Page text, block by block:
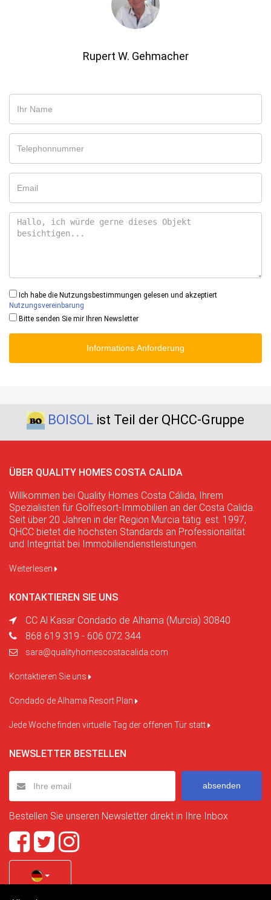
Rupert W. Gehmacher
Ich habe die Nutzungsbestimmungen gelesen und akzeptiert
Nutzungsvereinbarung
Bitte senden Sie mir Ihren Newsletter
Informations Anforderung
BOISOL ist Teil der QHCC-Gruppe
ÜBER QUALITY HOMES COSTA CALIDA
Willkommen bei Quality Homes Costa Cálida, Ihrem
Spezialisten für Golfresort-Immobilien an der Costa Calida.
Seit über 20 Jahren in der Region Murcia tätig. est. 1997,
QHCC bietet die höchsten Standards an Professionalität
und Integrität bei Immobiliendienstleistungen.
Weiterlesen
KONTAKTIEREN SIE UNS
CC Al Kasar Condado de Alhama (Murcia) 30840
868 619 319 - 606 072 344
sara@qualityhomescostacalida.com
Kontaktieren Sie uns
Condado de Alhama Resort Plan
Jede Woche finden virtuelle Tag der offenen Tür statt
NEWSLETTER BESTELLEN
absenden
Bestellen Sie unseren Newsletter direkt in Ihre Inbox